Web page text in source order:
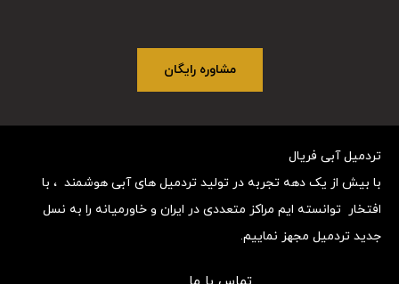
مشاوره رایگان
تردمیل آبی فریال
با بیش از یک دهه تجربه در تولید تردمیل های آبی هوشمند ، با
افتخار توانسته ایم مراکز متعددی در ایران و خاورمیانه را به نسل
جدید تردمیل مجهز نماییم.